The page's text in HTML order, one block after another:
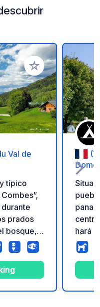
Añadir a tus
Val de
típico
prados
bosque,
del
30
montar tu
hará
paz
ideal